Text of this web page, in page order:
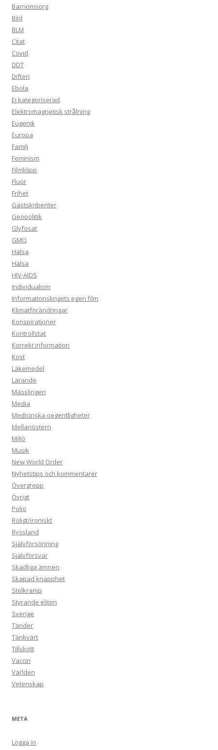
Barnomsorg
Bild
BLM
Citat
Covid
DDT
Difteri
Ebola
Ej kategoriserad
Elektromagnetisk strålning
Eugenik
Europa
Familj
Feminism
Filmklipp
Fluor
Frihet
Gästskribenter
Geopolitik
Glyfosat
GMO
Hälsa
Hälsa
HIV-AIDS
Individualism
Informationskrigets egen film
Klimatförändringar
Konspirationer
Kontrollstat
Korrekt information
Kost
Läkemedel
Lärande
Mässlingen
Media
Medicinska oegentligheter
Mellanöstern
Miljö
Musik
New World Order
Nyhetstips och kommentarer
Övergrepp
Övrigt
Polio
Roligt/ironiskt
Ryssland
Självförsörjning
Självförsvar
Skadliga ämnen
Skapad knapphet
Stelkramp
Styrande eliten
Sverige
Tänder
Tänkvärt
Tillskott
Vaccin
Världen
Vetenskap
META
Logga in